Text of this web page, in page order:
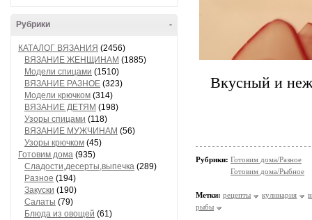
-
Рубрики
КАТАЛОГ ВЯЗАНИЯ (2456)
ВЯЗАНИЕ ЖЕНЩИНАМ (1885)
Модели спицами (1510)
ВЯЗАНИЕ РАЗНОЕ (323)
Модели крючком (314)
ВЯЗАНИЕ ДЕТЯМ (198)
Узоры спицами (118)
ВЯЗАНИЕ МУЖЧИНАМ (56)
Узоры крючком (45)
Готовим дома (935)
Сладости,десерты,выпечка (289)
Разное (194)
Закуски (190)
Салаты (79)
Блюда из овощей (61)
Вкусный и
Рубрики: Готовим дома/Разное
Готовим дома/Рыбное
Метки: рецепты кулинария
рыбы